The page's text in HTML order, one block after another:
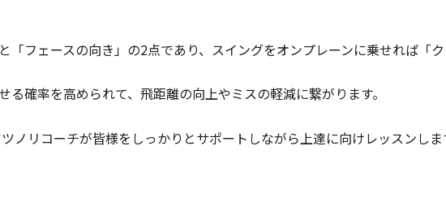
「フェースの向き」の2点であり、スイングをオンプレーンに乗せれば「
確率を高められて、飛距離の向上やミスの軽減に繋がります。
ノリコーチが皆様をしっかりとサポートしながら上達に向けレッスンしま